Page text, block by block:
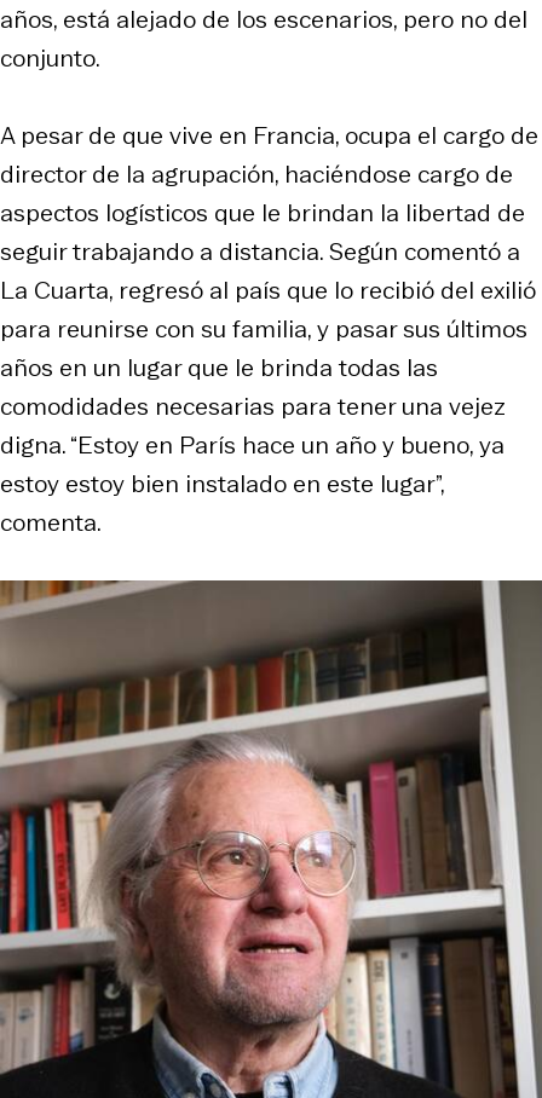
años, está alejado de los escenarios, pero no del
conjunto.
A pesar de que vive en Francia, ocupa el cargo de
director de la agrupación, haciéndose cargo de
aspectos logísticos que le brindan la libertad de
seguir trabajando a distancia. Según comentó a
La Cuarta, regresó al país que lo recibió del exilió
para reunirse con su familia, y pasar sus últimos
años en un lugar que le brinda todas las
comodidades necesarias para tener una vejez
digna. “Estoy en París hace un año y bueno, ya
estoy estoy bien instalado en este lugar”,
comenta.